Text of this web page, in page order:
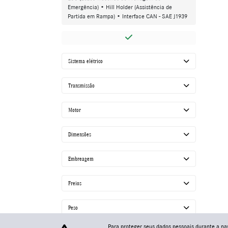
Emergência) • Hill Holder (Assistência de
Partida em Rampa) • Interface CAN - SAE J1939
Sistema elétrico
Transmissão
Motor
Dimensões
Embreagem
Freios
Peso
Para proteger seus dados pessoais durante a